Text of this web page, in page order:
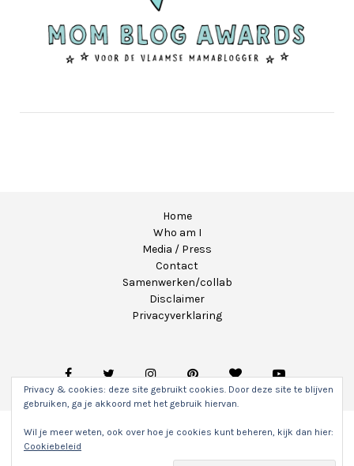
Home
Who am I
Media / Press
Contact
Samenwerken/collab
Disclaimer
Privacyverklaring
Copyright 2020 - Unicorns & Fairytales. Alle rechten
voorbehouden.
Privacy & cookies: deze site gebruikt cookies. Door deze site te blijven
gebruiken, ga je akkoord met het gebruik hiervan.
Wil je meer weten, ook over hoe je cookies kunt beheren, kijk dan hier:
Cookiebeleid